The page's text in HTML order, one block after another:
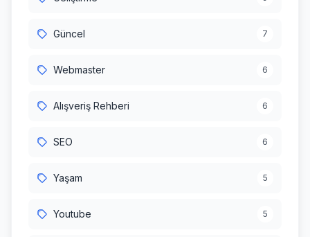
Güncel 7
Webmaster 6
Alışveriş Rehberi 6
SEO 6
Yaşam 5
Youtube 5